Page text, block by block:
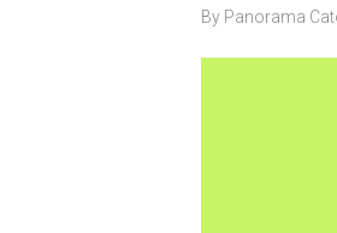
By Panorama